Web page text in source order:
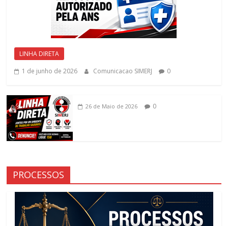
LINHA DIRETA
1 de junho de 2026
Comunicacao SIMERJ 0
26 de Maio de 2026 0
PROCESSOS